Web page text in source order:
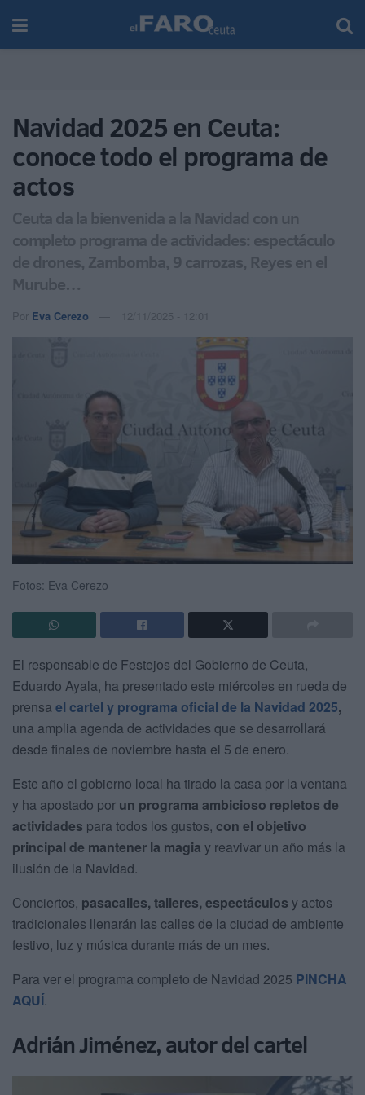
Navidad 2025 en Ceuta:
conoce todo el programa de
actos
Ceuta da la bienvenida a la Navidad con un
completo programa de actividades: espectáculo
de drones, Zambomba, 9 carrozas, Reyes en el
Murube…
Por Eva Cerezo 12/11/2025 - 12:01
Fotos: Eva Cerezo
El responsable de Festejos del Gobierno de Ceuta,
Eduardo Ayala, ha presentado este miércoles en rueda de
prensa el cartel y programa oficial de la Navidad 2025,
una amplia agenda de actividades que se desarrollará
desde finales de noviembre hasta el 5 de enero.
Este año el gobierno local ha tirado la casa por la ventana
y ha apostado por un programa ambicioso repletos de
actividades para todos los gustos, con el objetivo
principal de mantener la magia y reavivar un año más la
ilusión de la Navidad.
Conciertos, pasacalles, talleres, espectáculos y actos
tradicionales llenarán las calles de la ciudad de ambiente
festivo, luz y música durante más de un mes.
Para ver el programa completo de Navidad 2025 PINCHA
AQUÍ.
Adrián Jiménez, autor del cartel